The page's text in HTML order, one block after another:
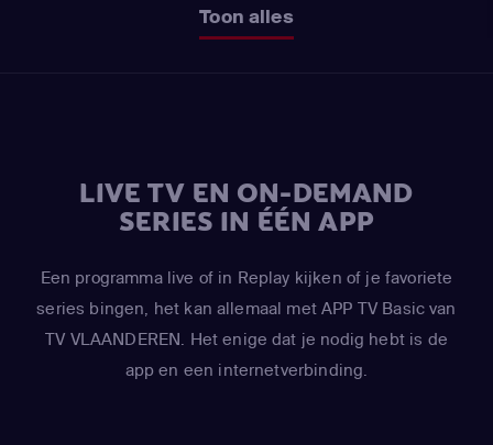
Toon alles
LIVE TV EN ON-DEMAND
SERIES IN ÉÉN APP
Een programma live of in Replay kijken of je favoriete
series bingen, het kan allemaal met APP TV Basic van
TV VLAANDEREN. Het enige dat je nodig hebt is de
app en een internetverbinding.